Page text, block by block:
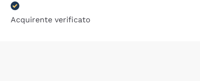
Acquirente verificato